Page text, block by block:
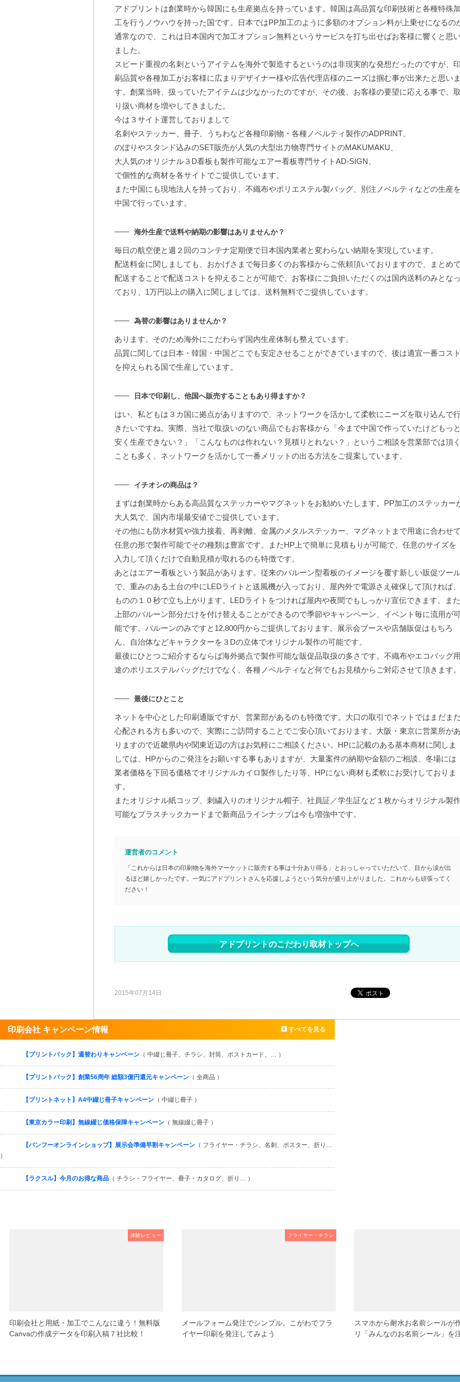
アドプリントは創業時から韓国にも生産拠点を持っています。韓国は高品質な印刷技術と各種特殊加
工を行うノウハウを持った国です。日本ではPP加工のように多額のオプション料が上乗せになるの
通常なので、これは日本国内で加工オプション無料というサービスを打ち出せばお客様に響くと思い
ました。
スピード重視の名刺というアイテムを海外で製造するというのは非現実的な発想だったのですが、印
刷品質や各種加工がお客様に広まりデザイナー様や広告代理店様のニーズは掴む事が出来たと思いま
す。創業当時、扱っていたアイテムは少なかったのですが、その後、お客様の要望に応える事で、取
り扱い商材を増やしてきました。
今は３サイト運営しておりまして
名刺やステッカー、冊子、うちわなど各種印刷物・各種ノベルティ製作のADPRINT、
のぼりやスタンド込みのSET販売が人気の大型出力物専門サイトのMAKUMAKU、
大人気のオリジナル３D看板も製作可能なエアー看板専門サイトAD-SIGN、
で個性的な商材を各サイトでご提供しています。
また中国にも現地法人を持っており、不織布やポリエステル製バッグ、別注ノベルティなどの生産を
中国で行っています。
海外生産で送料や納期の影響はありませんか？
毎日の航空便と週２回のコンテナ定期便で日本国内業者と変わらない納期を実現しています。
配送料金に関しましても、おかげさまで毎日多くのお客様からご依頼頂いておりますので、まとめて
配送することで配送コストを抑えることが可能で、お客様にご負担いただくのは国内送料のみとなっ
ており、1万円以上の購入に関しましては、送料無料でご提供しています。
為替の影響はありませんか？
あります。そのため海外にこだわらず国内生産体制も整えています。
品質に関しては日本・韓国・中国どこでも安定させることができていますので、後は適宜一番コスト
を抑えられる国で生産しています。
日本で印刷し、他国へ販売することもあり得ますか？
はい、私どもは３カ国に拠点がありますので、ネットワークを活かして柔軟にニーズを取り込んで
きたいですね。実際、当社で取扱いのない商品でもお客様から「今まで中国で作っていたけどもっと
安く生産できない？」「こんなものは作れない？見積りとれない？」というご相談を営業部では頂く
ことも多く、ネットワークを活かして一番メリットの出る方法をご提案しています。
イチオシの商品は？
まずは創業時からある高品質なステッカーやマグネットをお勧めいたします。PP加工のステッカー
大人気で、国内市場最安値でご提供しています。
その他にも防水材質や強力接着、再剥離、金属のメタルステッカー、マグネットまで用途に合わせて
任意の形で製作可能でその種類は豊富です。またHP上で簡単に見積もりが可能で、任意のサイズを
入力して頂くだけで自動見積が取れるのも特徴です。
あとはエアー看板という製品があります。従来のバルーン型看板のイメージを覆す新しい販促ツー
で、重みのある土台の中にLEDライトと送風機が入っており、屋内外で電源さえ確保して頂ければ、
ものの１０秒で立ち上がります。LEDライトをつければ屋内や夜間でもしっかり宣伝できます。また
上部のバルーン部分だけを付け替えることができるので季節やキャンペーン、イベント毎に流用が
能です。バルーンのみですと12,800円からご提供しております。展示会ブースや店舗販促はもちろ
ん、自治体などキャラクターを３Dの立体でオリジナル製作の可能です。
最後にひとつご紹介するならば海外拠点で製作可能な販促品取扱の多さです。不織布やエコバッグ用
途のポリエステルバッグだけでなく、各種ノベルティなど何でもお見積からご対応させて頂きます。
最後にひとこと
ネットを中心とした印刷通販ですが、営業部があるのも特徴です。大口の取引でネットではまだま
心配される方も多いので、実際にご訪問することでご安心頂いております。大阪・東京に営業所があ
りますので近畿県内や関東近辺の方はお気軽にご相談ください。HPに記載のある基本商材に関しま
しては、HPからのご発注をお願いする事もありますが、大量案件の納期や金額のご相談、冬場には
業者価格を下回る価格でオリジナルカイロ製作したり等、HPにない商材も柔軟にお受けしておりま
す。
またオリジナル紙コップ、刺繍入りのオリジナル帽子、社員証／学生証など１枚からオリジナル製
可能なプラスチックカードまで新商品ラインナップは今も増強中です。
運営者のコメント
「これからは日本の印刷物を海外マーケットに販売する事は十分あり得る」とおっしゃっていただいて、目から涙が出
るほど嬉しかったです。一気にアドプリントさんを応援しようという気分が盛り上がりました。これからも頑張ってく
ださい！
アドプリントのこだわり取材トップへ
2015年07月14日
印刷会社 キャンペーン情報 すべてを見る
【プリントパック】週替わりキャンペーン （ 中綴じ冊子、チラシ、封筒、ポストカード、… ）
【プリントパック】創業56周年 総額3億円還元キャンペーン （ 全商品 ）
【プリントネット】A4中綴じ冊子キャンペーン （ 中綴じ冊子 ）
【東京カラー印刷】無線綴じ価格保障キャンペーン （ 無線綴じ冊子 ）
【バンフーオンラインショップ】展示会準備早割キャンペーン （ フライヤー・チラシ、名刺、ポスター、折り…
）
【ラクスル】今月のお得な商品 （ チラシ・フライヤー、冊子・カタログ、折り… ）
体験レビュー
印刷会社と用紙・加工でこんなに違う！無料版
Canvaの作成データを印刷入稿７社比較！
フライヤー・チラシ
メールフォーム発注でシンプル。こがわでフラ
イヤー印刷を発注してみよう
スマホから耐水お名前シールが
リ「みんなのお名前シール」を